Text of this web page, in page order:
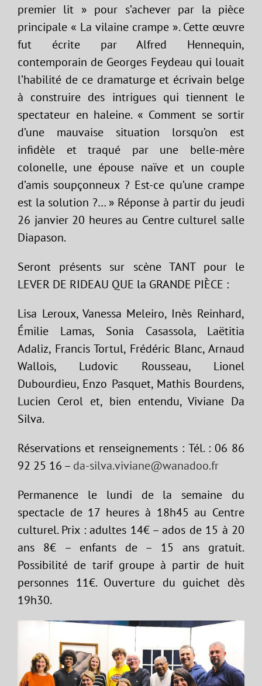
premier lit » pour s’achever par la pièce
principale « La vilaine crampe ». Cette œuvre
fut écrite par Alfred Hennequin,
contemporain de Georges Feydeau qui louait
l’habilité de ce dramaturge et écrivain belge
à construire des intrigues qui tiennent le
spectateur en haleine. « Comment se sortir
d’une mauvaise situation lorsqu’on est
infidèle et traqué par une belle-mère
colonelle, une épouse naïve et un couple
d’amis soupçonneux ? Est-ce qu’une crampe
est la solution ?… » Réponse à partir du jeudi
26 janvier 20 heures au Centre culturel salle
Diapason.
Seront présents sur scène TANT pour le
LEVER DE RIDEAU QUE la GRANDE PIÈCE :
Lisa Leroux, Vanessa Meleiro, Inès Reinhard,
Émilie Lamas, Sonia Casassola, Laëtitia
Adaliz, Francis Tortul, Frédéric Blanc, Arnaud
Wallois, Ludovic Rousseau, Lionel
Dubourdieu, Enzo Pasquet, Mathis Bourdens,
Lucien Cerol et, bien entendu, Viviane Da
Silva.
Réservations et renseignements : Tél. : 06 86
92 25 16 – da-silva.viviane@wanadoo.fr
Permanence le lundi de la semaine du
spectacle de 17 heures à 18h45 au Centre
culturel. Prix : adultes 14€ – ados de 15 à 20
ans 8€ – enfants de – 15 ans gratuit.
Possibilité de tarif groupe à partir de huit
personnes 11€. Ouverture du guichet dès
19h30.